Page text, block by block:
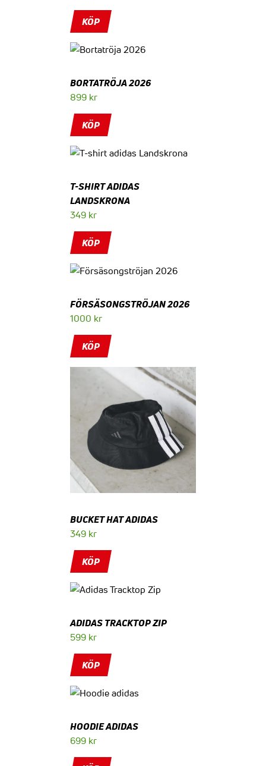
KÖP
BORTATRÖJA 2026
899 kr
KÖP
T-SHIRT ADIDAS
LANDSKRONA
349 kr
KÖP
FÖRSÄSONGSTRÖJAN 2026
1000 kr
KÖP
BUCKET HAT ADIDAS
349 kr
KÖP
ADIDAS TRACKTOP ZIP
599 kr
KÖP
HOODIE ADIDAS
699 kr